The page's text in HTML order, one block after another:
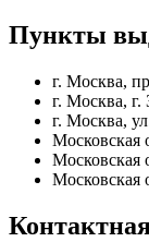
Пункты
г. Москва,
г. Москва, г.
г. Москва,
Московская
Московская
Московская